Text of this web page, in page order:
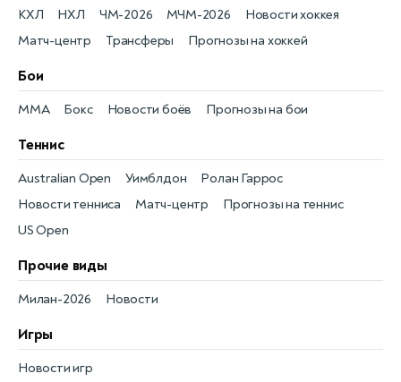
Новости хоккея
КХЛ
Матч-центр
НХЛ
Трансферы
ЧМ-2026
Прогнозы на хоккей
МЧМ-2026
Бои
Новости боёв
MMA Прогнозы на бои
Бокс
Теннис
Новости тенниса
Australian Open
Матч-центр
Уимблдон
Прогнозы на теннис
Ролан Гаррос
US Open
Прочие виды
Новости
Милан-2026
Игры
Новости игр